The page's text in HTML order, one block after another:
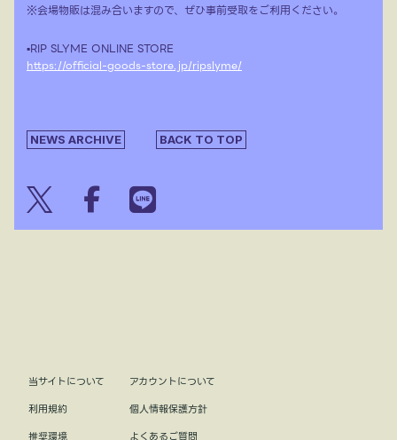
※会場物販は混み合いますので、ぜひ事前受取をご利用ください。
▪︎RIP SLYME ONLINE STORE
https://official-goods-store.jp/ripslyme/
NEWS ARCHIVE BACK TO TOP
当サイトについて
アカウントについて
利用規約
個人情報保護方針
推奨環境
よくあるご質問